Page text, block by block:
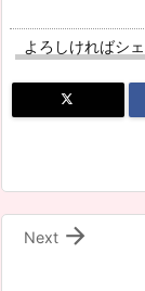
よろしければシ

Next